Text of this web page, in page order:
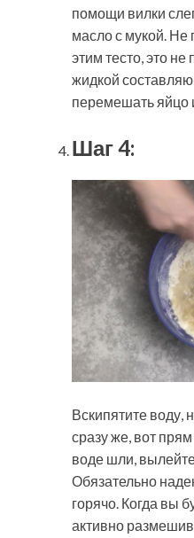
помощи вилки
масло с мукой. Не
этим тесто, это
жидкой
перемешать яйцо
Шаг 4:
Вскипятите воду,
сразу же, вот
воде шли,
Обязательно
горячо. Когда вы
активно